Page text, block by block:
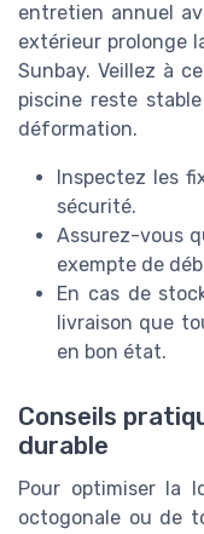
entretien annuel
extérieur prolonge
Sunbay. Veillez à
piscine reste
déformation.
Inspectez les
sécurité.
Assurez-vous
exempte de
En cas de
livraison que
en bon état.
Conseils
durable
Pour optimiser la
octogonale ou de